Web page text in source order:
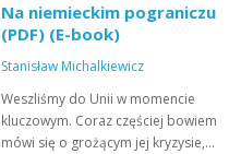
Na niemieckim pograniczu
(PDF) (E-book)
Stanisław Michalkiewicz
Weszliśmy do Unii w momencie
kluczowym. Coraz częściej bowiem
mówi się o grożącym jej kryzysie,…